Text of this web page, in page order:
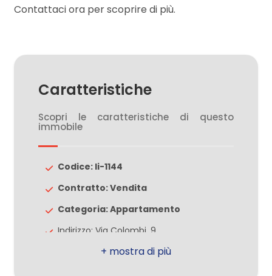
Contattaci ora per scoprire di più.
Caratteristiche
Scopri le caratteristiche di questo
immobile
Codice: li-1144
Contratto: Vendita
Categoria: Appartamento
Indirizzo: Via Colombi, 9
CAP: 20814
5+
Camere
minime